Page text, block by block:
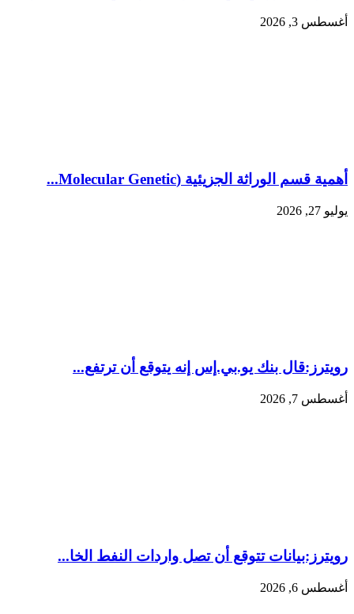
أغسطس 3, 2026
أهمية قسم الوراثة الجزيئية (Molecular Genetic...
يوليو 27, 2026
رويترز:‏قال بنك ​يو.بي.إس إنه يتوقع أن ​ترتفع...
أغسطس 7, 2026
رويترز:‏بيانات تتوقع أن تصل واردات النفط الخا...
أغسطس 6, 2026